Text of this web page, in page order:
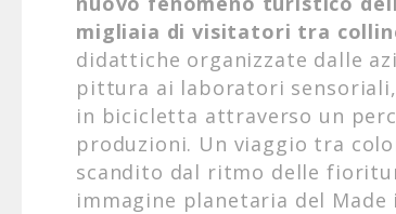
migliaia di visitatori tra
didattiche organizzate dalle
pittura ai laboratori
in bicicletta attraverso un
produzioni. Un viaggio tra
scandito dal ritmo delle
immagine planetaria del Made